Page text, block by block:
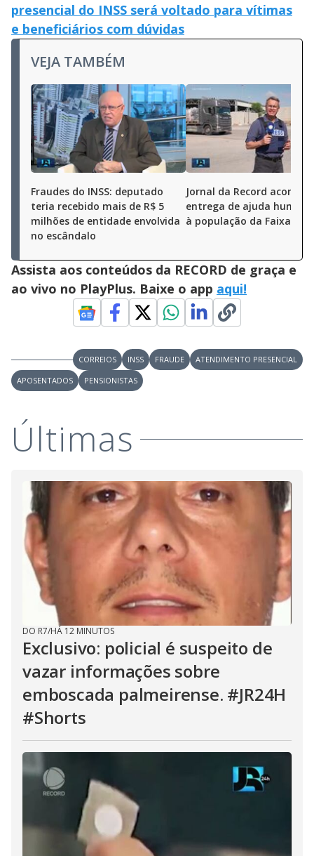
presencial do INSS será voltado para vítimas
e beneficiários com dúvidas
VEJA TAMBÉM
Fraudes do INSS: deputado
teria recebido mais de R$ 5
milhões de entidade envolvida
no escândalo
Jornal da Record
entrega de ajuda
à população da Faixa de
Assista aos conteúdos da RECORD de graça e
ao vivo no PlayPlus. Baixe o app aqui!
CORREIOS INSS FRAUDE
ATENDIMENTO PRESENCIAL
APOSENTADOS
PENSIONISTAS
Últimas
DO R7/HÁ 12 MINUTOS
Exclusivo: policial é suspeito de
vazar informações sobre
emboscada palmeirense. #JR24H
#Shorts